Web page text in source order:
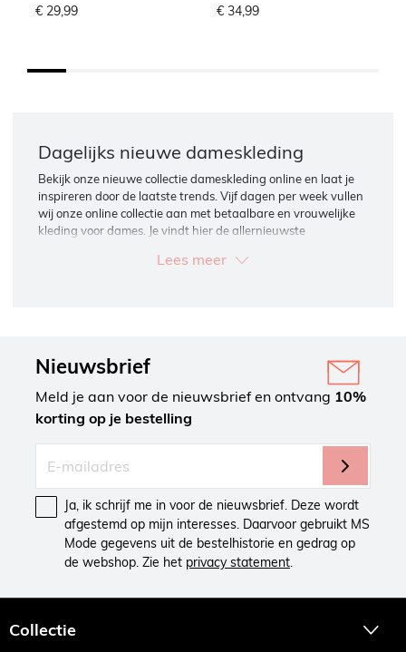
€ 29,99 € 34,99
Dagelijks nieuwe dameskleding
Bekijk onze nieuwe collectie dameskleding online en laat je
inspireren door de laatste trends. Vijf dagen per week vullen
wij onze online collectie aan met betaalbare en vrouwelijke
kleding voor dames. Je vindt hier de allernieuwste
heel eenvoudig en retourneren in de winkel is gratis.
Lees meer
Nieuwsbrief
Meld je aan voor de nieuwsbrief en ontvang 10%
korting op je bestelling
Ja, ik schrijf me in voor de nieuwsbrief. Deze wordt
afgestemd op mijn interesses. Daarvoor gebruikt MS
Mode gegevens uit de bestelhistorie en gedrag op
de webshop. Zie het privacy statement
Collectie